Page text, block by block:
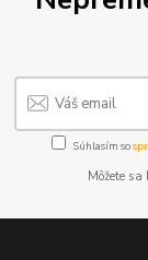
Súhlasím so
Môžete